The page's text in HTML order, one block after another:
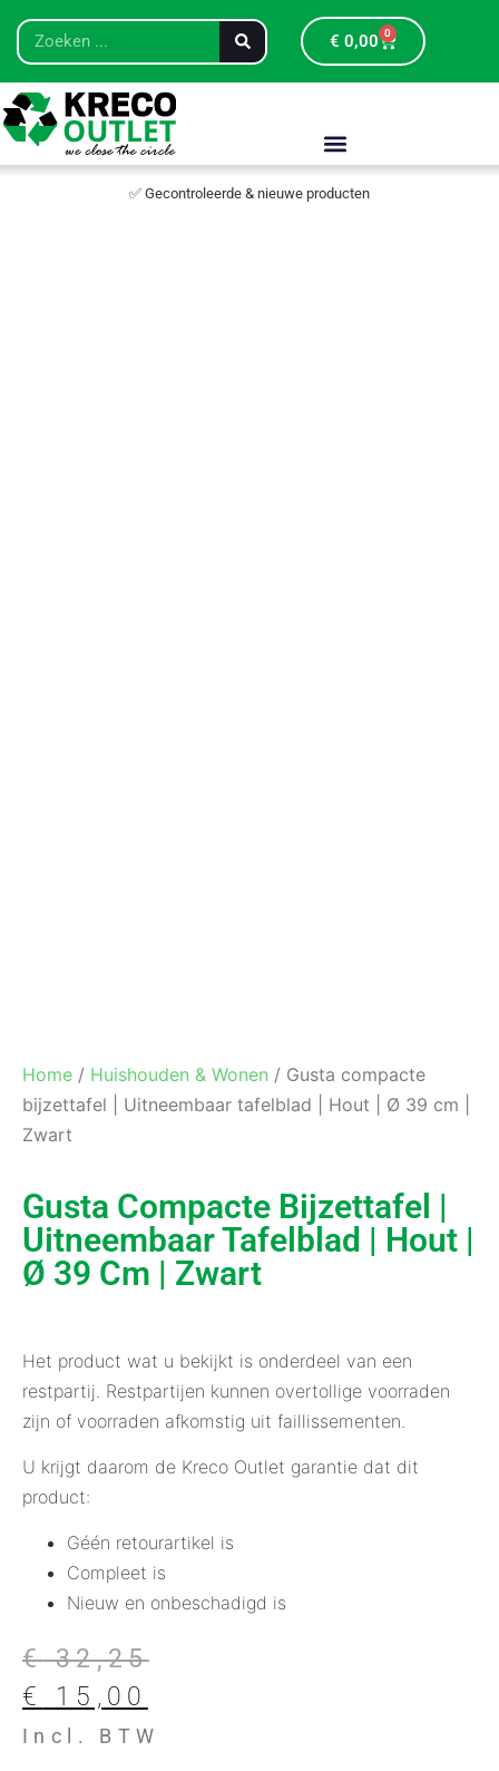
€ 0,00 0
✅ Gecontroleerde & nieuwe producten
Home / Huishouden & Wonen / Gusta compacte
bijzettafel | Uitneembaar tafelblad | Hout | Ø 39 cm |
Zwart
Gusta Compacte Bijzettafel |
Uitneembaar Tafelblad | Hout |
Ø 39 Cm | Zwart
Het product wat u bekijkt is onderdeel van een
restpartij. Restpartijen kunnen overtollige voorraden
zijn of voorraden afkomstig uit faillissementen.
U krijgt daarom de Kreco Outlet garantie dat dit
product:
Géén retourartikel is
Compleet is
Nieuw en onbeschadigd is
€32,25
€
15,00
Incl. BTW